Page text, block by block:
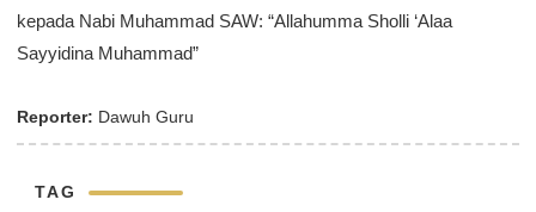
kepada Nabi Muhammad SAW: “Allahumma Sholli ‘Alaa
Sayyidina Muhammad”
Reporter: Dawuh Guru
TAG